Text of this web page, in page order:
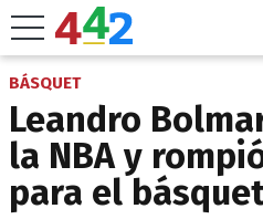
BÁSQUET
Leandro
la NBA y
para el